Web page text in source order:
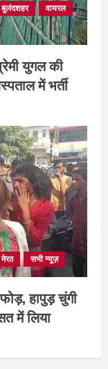
बुलंदशहर
वायरल
युगल की
में भर्ती
मेरठ सभी न्यूज़
हापुड़ चुंगी
में लिया